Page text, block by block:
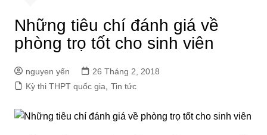
Những tiêu chí đánh giá về
phòng trọ tốt cho sinh viên
nguyen yến
26 Tháng 2, 2018
Kỳ thi THPT quốc gia
Tin tức